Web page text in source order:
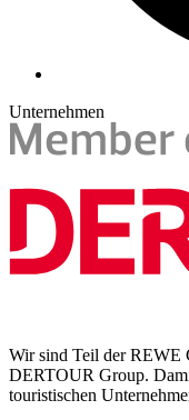
Unternehmen
Wir sind Teil der REWE
DERTOUR Group.
touristischen